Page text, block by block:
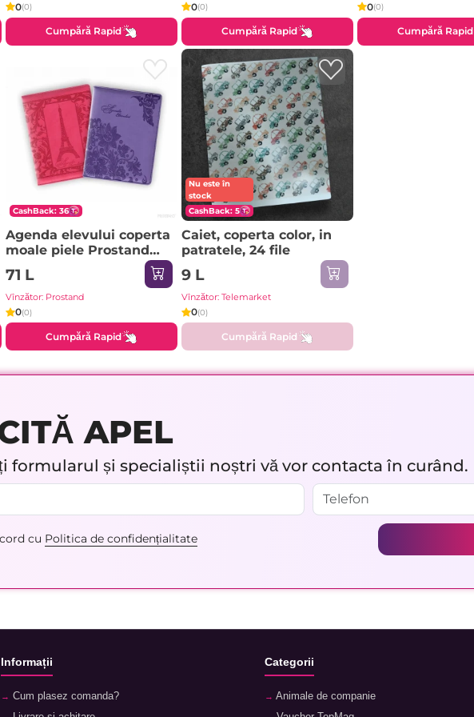
0(0)
Cumpără Rapid
0(0)
Cumpără Rapid
0(0)
Cumpără Rapid
CashBack: 36
Agenda elevului coperta
moale piele Prostand
71 L
Vînzător: Prostand
0(0)
Cumpără Rapid
Nu este în
stock
CashBack: 5
Caiet, coperta color, in
patratele, 24 file
9 L
Vînzător: Telemarket
0(0)
Cumpără Rapid
APEL
formularul și specialiștii noștri vă vor contacta în curând.
cu Politica de confidențialitate
Informații
Cum plasez comanda?
Categorii
Animale de companie